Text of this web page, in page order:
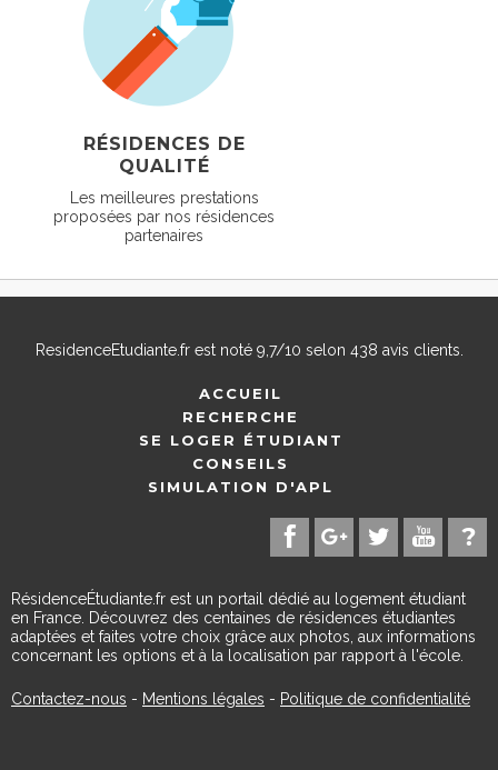
RÉSIDENCES DE
QUALITÉ
Les meilleures prestations
proposées par nos résidences
partenaires
ResidenceEtudiante.frest noté 9,7/10 selon 438 avis clients.
ACCUEIL
RECHERCHE
SE LOGER ÉTUDIANT
CONSEILS
SIMULATION D'APL
RésidenceÉtudiante.fr est un portail dédié au logement étudiant
en France. Découvrez des centaines de résidences étudiantes
adaptées et faites votre choix grâce aux photos, aux informations
concernant les options et à la localisation par rapport à l'école.
Contactez-nous - Mentions légales - Politique de confidentialité